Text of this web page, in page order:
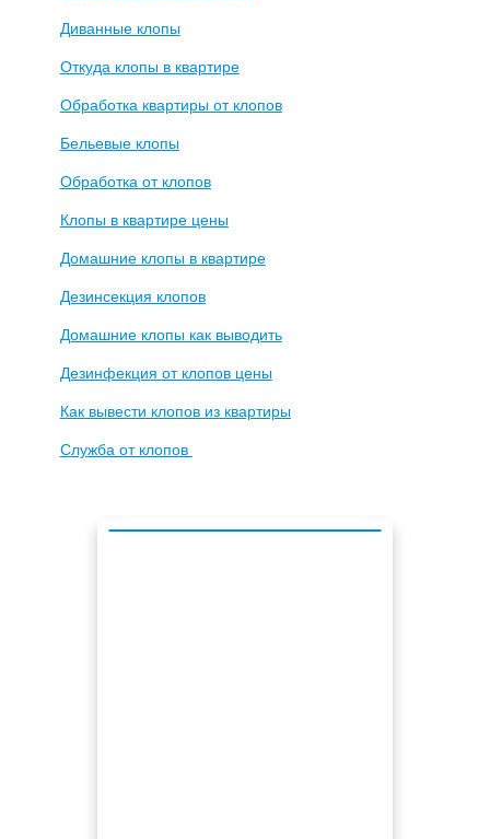
Диванные клопы
Откуда клопы в квартире
Обработка квартиры от клопов
Бельевые клопы
Обработка от клопов
Клопы в квартире цены
Домашние клопы в квартире
Дезинсекция клопов
Домашние клопы как выводить
Дезинфекция от клопов цены
Как вывести клопов из квартиры
Служба от клопов